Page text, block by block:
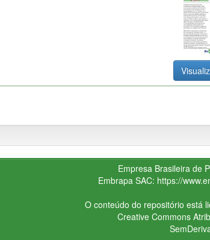
Empresa Brasileira de
Embrapa SAC: https://
O conteúdo do repositório está
Creative Commons